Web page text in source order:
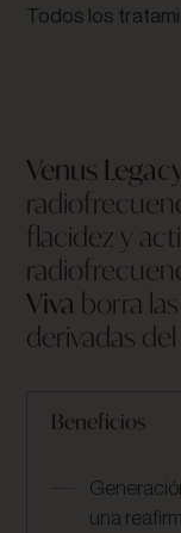
Todos los
Venus
flacidez y
Viva borra
derivadas
Beneficios
una